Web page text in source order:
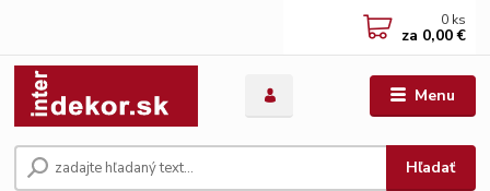
Menu
Hľadať
0 ks
za 0,00 €